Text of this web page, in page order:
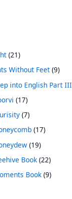
(21)
Without Feet (9)
into English Part III
(17)
(7)
(17)
(19)
Book (22)
Book (9)